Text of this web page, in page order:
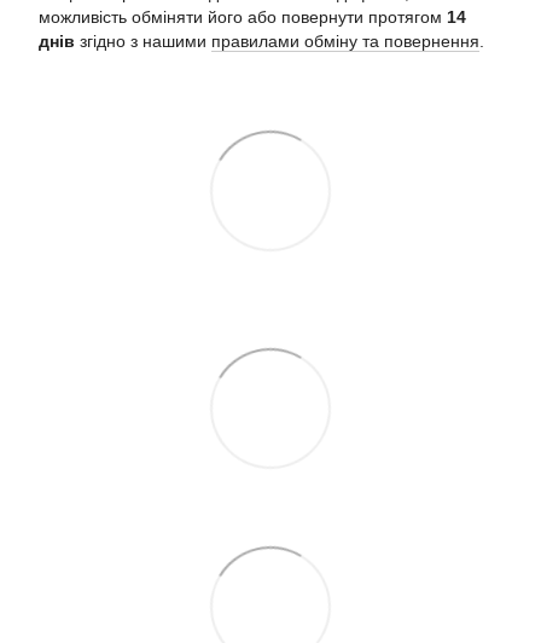
можливість обміняти його або повернути протягом 14
днів згідно з нашими правилами обміну та повернення